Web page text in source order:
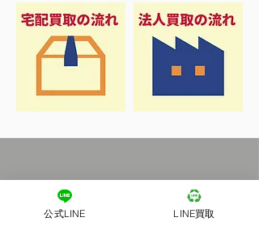
公式LINE LINE買取